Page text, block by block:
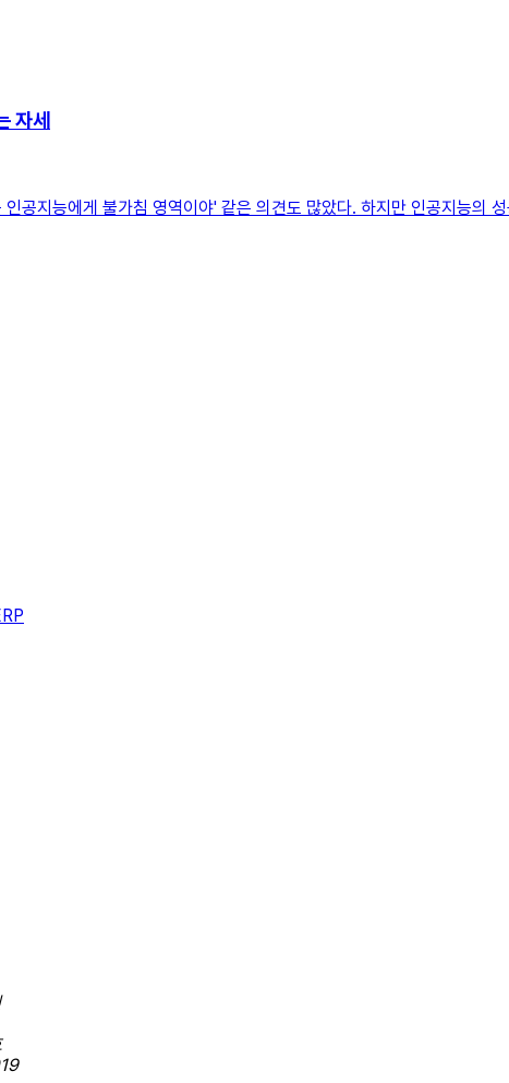
자세
공지능에게 불가침 영역이야' 같은 의견도 많았다. 하지만 인공지능의